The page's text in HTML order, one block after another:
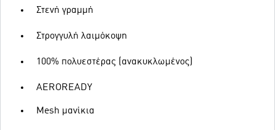
Στενή γραμμή
Στρογγυλή λαιμόκοψη
100% πολυεστέρας (ανακυκλωμένος)
AEROREADY
Mesh μανίκια